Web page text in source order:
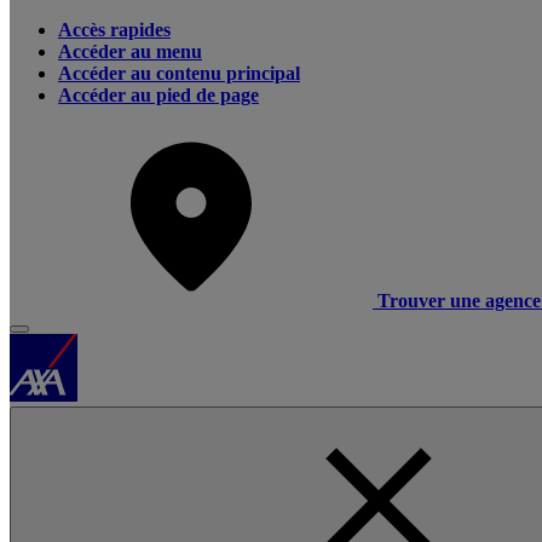
Accès rapides
Accéder au menu
Accéder au contenu principal
Accéder au pied de page
Trouver une agence